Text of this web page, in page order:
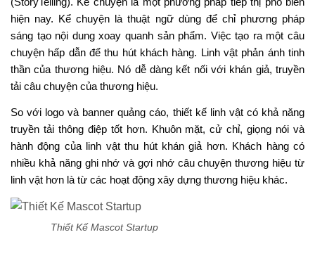
hiện nay. Kể chuyện là thuật ngữ dùng để chỉ phương pháp
sáng tạo nội dung xoay quanh sản phẩm. Việc tạo ra một câu
chuyện hấp dẫn để thu hút khách hàng. Linh vật phản ánh tinh
thần của thương hiệu. Nó dễ dàng kết nối với khán giả, truyền
tải câu chuyện của thương hiệu.
So với logo và banner quảng cáo, thiết kế linh vật có khả năng
truyền tải thông điệp tốt hơn. Khuôn mặt, cử chỉ, giọng nói và
hành động của linh vật thu hút khán giả hơn. Khách hàng có
nhiều khả năng ghi nhớ và gợi nhớ câu chuyện thương hiệu từ
linh vật hơn là từ các hoạt động xây dựng thương hiệu khác.
Thiết Kế Mascot Startup